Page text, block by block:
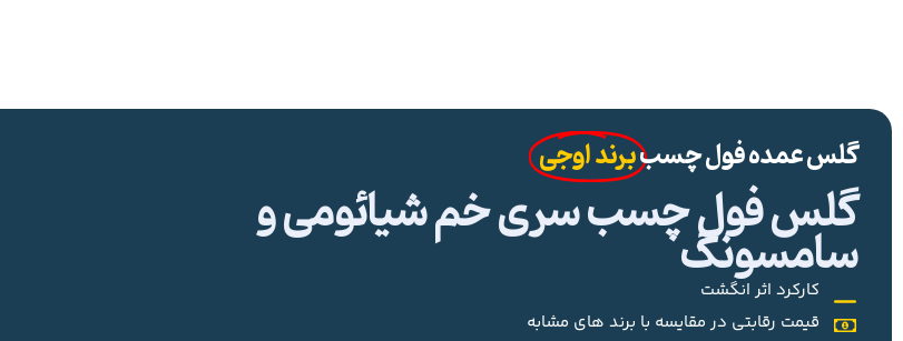
گلس عمده فول چسببرند اوجی
گلس فول چسب سری خم شیائومی و
سامسونگ
کارکرد اثر انگشت
قیمت رقابتی در مقایسه با برند های مشابه